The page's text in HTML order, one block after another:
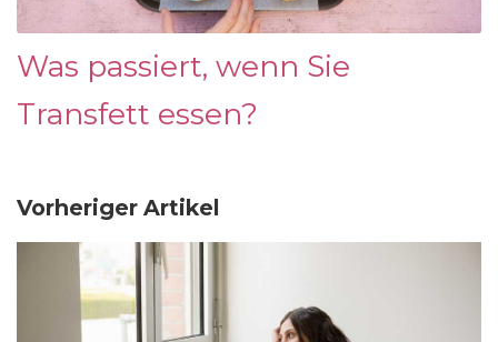
Was passiert, wenn Sie
Transfett essen?
Vorheriger Artikel